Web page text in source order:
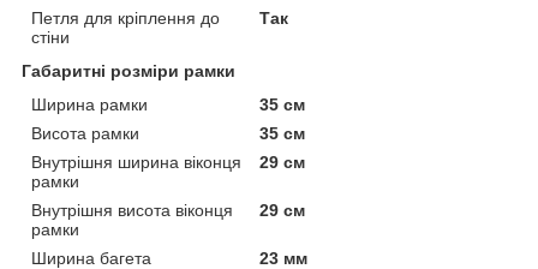
Петля для кріплення до
стіни
Так
Габаритні розміри рамки
Ширина рамки
35 см
Висота рамки
35 см
Внутрішня ширина віконця
рамки
29 см
Внутрішня висота віконця
рамки
29 см
Ширина багета
23 мм